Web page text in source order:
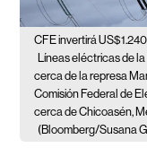
CFE invertirá
Líneas eléctricas de
cerca de la represa
Comisión Federal de
cerca de Chicoasén,
(Bloomberg/Susana